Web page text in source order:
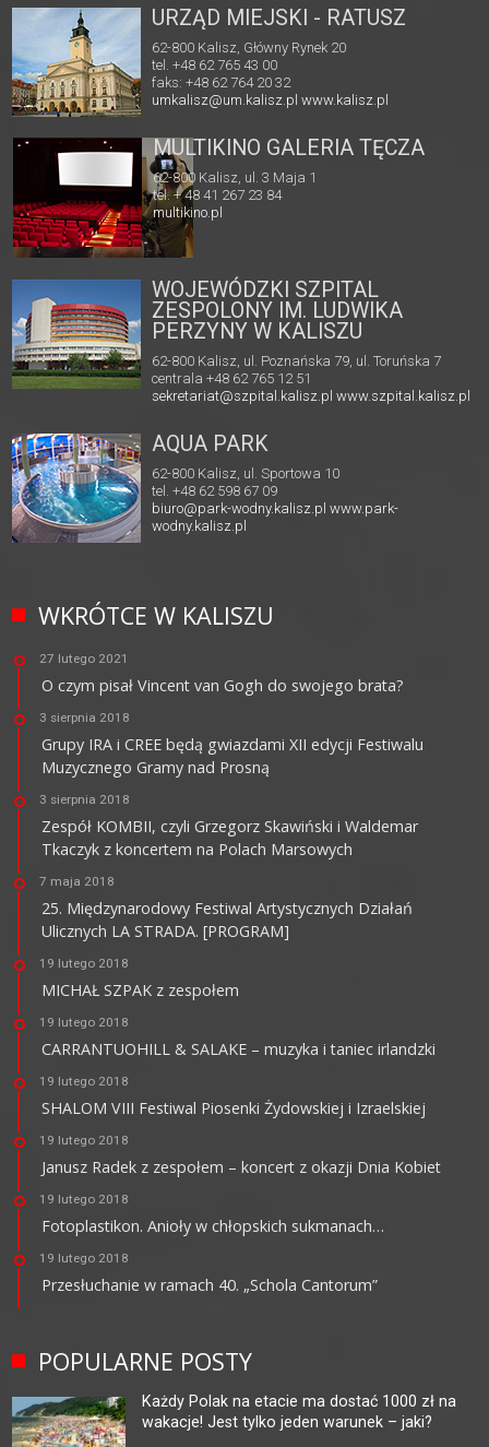
URZĄD MIEJSKI - RATUSZ
62-800 Kalisz, Główny Rynek 20
tel. +48 62 765 43 00
faks: +48 62 764 20 32
umkalisz@um.kalisz.plwww.kalisz.pl
MULTIKINO GALERIA TĘCZA
62-800 Kalisz, ul. 3 Maja 1
tel. + 48 41 267 23 84
multikino.pl
WOJEWÓDZKI SZPITAL
ZESPOLONY IM. LUDWIKA
PERZYNY W KALISZU
62-800 Kalisz, ul. Poznańska 79, ul. Toruńska 7
centrala +48 62 765 12 51
sekretariat@szpital.kalisz.pl www.szpital.kalisz.pl
AQUA PARK
62-800 Kalisz, ul. Sportowa 10
tel. +48 62 598 67 09
biuro@park-wodny.kalisz.pl www.park-
wodny.kalisz.pl
WKRÓTCE W KALISZU
27 lutego 2021
O czym pisał Vincent van Gogh do swojego brata?
3 sierpnia 2018
Grupy IRA i CREE będą gwiazdami XII edycji Festiwalu
Muzycznego Gramy nad Prosną
3 sierpnia 2018
Zespół KOMBII, czyli Grzegorz Skawiński i Waldemar
Tkaczyk z koncertem na Polach Marsowych
7 maja 2018
25. Międzynarodowy Festiwal Artystycznych Działań
Ulicznych LA STRADA. [PROGRAM]
19 lutego 2018
MICHAŁ SZPAK z zespołem
19 lutego 2018
CARRANTUOHILL & SALAKE – muzyka i taniec irlandzki
19 lutego 2018
SHALOM VIII Festiwal Piosenki Żydowskiej i Izraelskiej
19 lutego 2018
Janusz Radek z zespołem – koncert z okazji Dnia Kobiet
19 lutego 2018
Fotoplastikon. Anioły w chłopskich sukmanach…
19 lutego 2018
Przesłuchanie w ramach 40. „Schola Cantorum”
POPULARNE POSTY
Każdy Polak na etacie ma dostać 1000 zł na
wakacje! Jest tylko jeden warunek – jaki?